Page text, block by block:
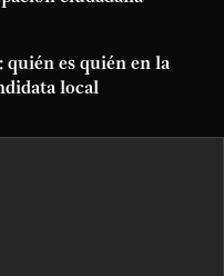
quién es quién en la
local